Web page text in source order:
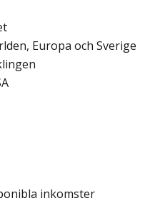
Europa och Sverige
inkomster